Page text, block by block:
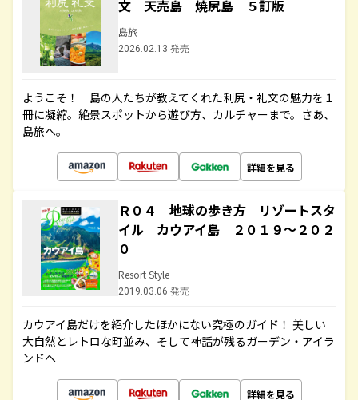
文 天売島 焼尻島 ５訂版
島旅
2026.02.13 発売
ようこそ！ 島の人たちが教えてくれた利尻・礼文の魅力を１
冊に凝縮。絶景スポットから遊び方、カルチャーまで。さあ、
島旅へ。
詳細を見る
Ｒ０４ 地球の歩き方 リゾートスタ
イル カウアイ島 ２０１９～２０２
０
Resort Style
2019.03.06 発売
カウアイ島だけを紹介したほかにない究極のガイド！ 美しい
大自然とレトロな町並み、そして神話が残るガーデン・アイラ
ンドへ
詳細を見る